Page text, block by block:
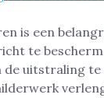
is een
te
de uitstraling